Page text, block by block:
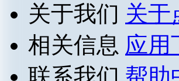
关于我们 关于
相关信息 应用
联系我们 帮助